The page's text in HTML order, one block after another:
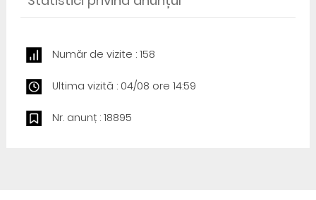
Număr de vizite : 158
Ultima vizită : 04/08 ore 14:59
Nr. anunț : 18895